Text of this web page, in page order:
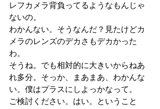
レフカメラ背負ってるようなもんじゃ
ないの。
わかんない。そうなんだ？見たけどカ
メラのレンズのデカさもデカかった
わ。
そうね。でも相対的に大きいからねあ
れ多分。そっか、まあまあ、わかんな
い。僕はプラスにしよっかなって。
ご検討ください。はい。ということ